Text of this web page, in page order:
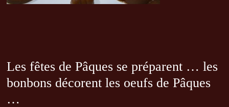
Les fêtes de Pâques se préparent … les
bonbons décorent les oeufs de Pâques
…